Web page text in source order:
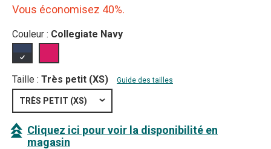
Vous économisez 40%.
Couleur : Collegiate Navy
Taille : Très petit (XS) Guide des tailles
TRÈS PETIT (XS)
Cliquez ici pour voir la disponibilité en
magasin